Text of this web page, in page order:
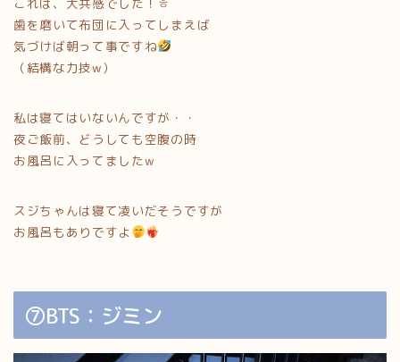
歯を磨いて布団に入ってしまえば
気づけば朝って事ですね
（結構な力技w）
私は寝てはいないんですが・・
夜ご飯前、どうしても空腹の時
お風呂に入ってましたw
スジちゃんは寝て凌いだそうですが
お風呂もありですよ
⑦BTS：ジミン